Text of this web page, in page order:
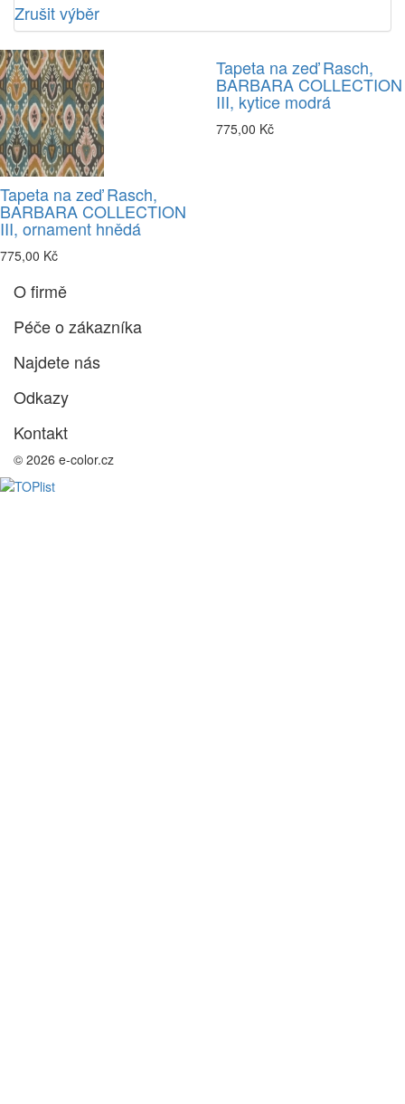
Zrušit výběr
Tapeta na zeď Rasch,
BARBARA COLLECTION
III, ornament hnědá
775,00 Kč
Tapeta na zeď Rasch,
BARBARA COLLECTION
III, kytice modrá
775,00 Kč
O firmě
Péče o zákazníka
Najdete nás
Odkazy
Kontakt
© 2026 e-color.cz